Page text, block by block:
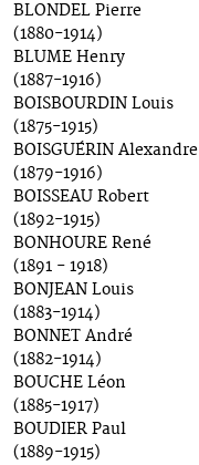
BLONDEL Pierre
(1880-1914)
BLUME Henry
(1887-1916)
BOISBOURDIN Louis
(1875-1915)
BOISGUÉRIN Alexandre
(1879-1916)
BOISSEAU Robert
(1892-1915)
BONHOURE René
(1891 - 1918)
BONJEAN Louis
(1883-1914)
BONNET André
(1882-1914)
BOUCHE Léon
(1885-1917)
BOUDIER Paul
(1889-1915)